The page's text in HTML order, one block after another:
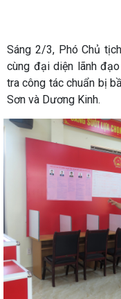
Sáng 2/3, Phó Chủ
cùng đại diện lãnh
tra công tác chuẩn bị
Sơn và Dương Kinh.